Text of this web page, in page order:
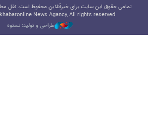
تمامی حقوق این سایت برای خبرآنلاین محفوظ است. نقل
News Agancy, All rights reserved
طراحی و تولید: نستوه